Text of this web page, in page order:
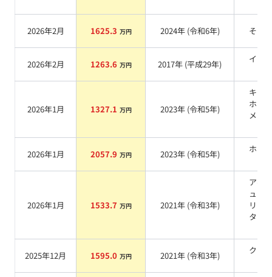
2026年2月 1625.3 万円 2024年 (令和6年) その他
2026年2月 1263.6 万円 2017年 (平成29年)
イエ
2026年1月 1327.1 万円 2023年 (令和5年)
キャ
ホワ
メタ
2026年1月 2057.9 万円 2023年 (令和5年)
ホワ
2026年1月 1533.7 万円 2021年 (令和3年)
アベ
ュリ
リー
タリ
2025年12月 1595.0 万円 2021年 (令和3年)
クレ